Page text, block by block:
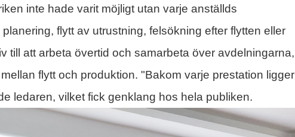
inte hade varit möjligt utan varje anställds
flytt av utrustning, felsökning efter flytten eller
till att arbeta övertid och samarbeta över avdelningarna,
flytt och produktion. "Bakom varje prestation ligger
ledaren, vilket fick genklang hos hela publiken.